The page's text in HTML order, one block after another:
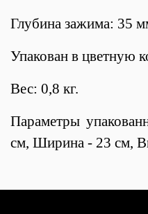
Глубина зажима: 35
Упакован в цветную
Вес: 0,8 кг.
Параметры
см, Ширина - 23 см,